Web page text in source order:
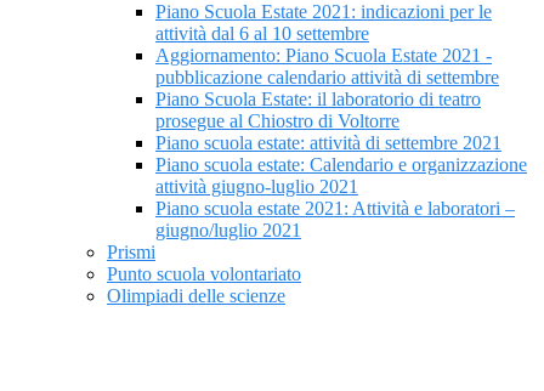
Piano Scuola Estate 2021: indicazioni per le
attività dal 6 al 10 settembre
Aggiornamento: Piano Scuola Estate 2021 -
pubblicazione calendario attività di settembre
Piano Scuola Estate: il laboratorio di teatro
prosegue al Chiostro di Voltorre
Piano scuola estate: attività di settembre 2021
Piano scuola estate: Calendario e organizzazione
attività giugno-luglio 2021
Piano scuola estate 2021: Attività e laboratori –
giugno/luglio 2021
Prismi
Punto scuola volontariato
Olimpiadi delle scienze